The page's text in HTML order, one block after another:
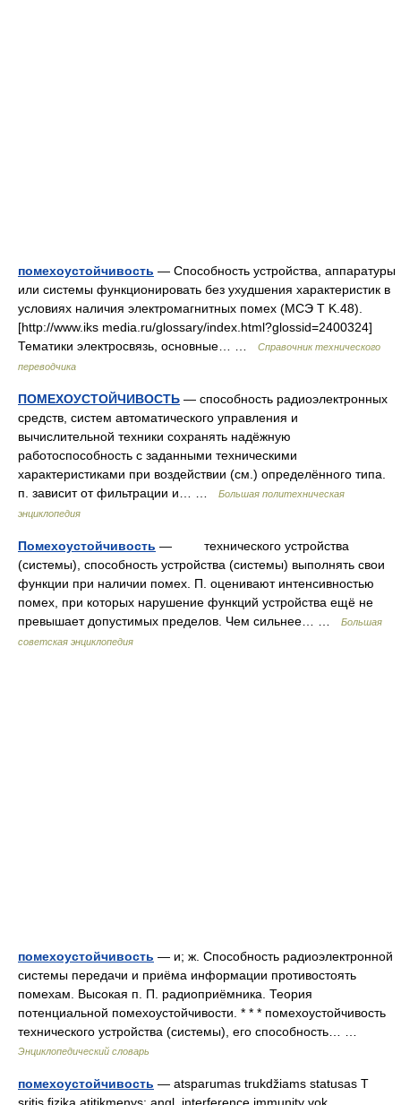
помехоустойчивость — Способность устройства, аппаратуры
или системы функционировать без ухудшения характеристик в
условиях наличия электромагнитных помех (МСЭ Т K.48).
[http://www.iks media.ru/glossary/index.html?glossid=2400324]
Тематики электросвязь, основные… …
Справочник технического
переводчика
ПОМЕХОУСТОЙЧИВОСТЬ — способность радиоэлектронных
средств, систем автоматического управления и
вычислительной техники сохранять надёжную
работоспособность с заданными техническими
характеристиками при воздействии (см.) определённого типа.
п. зависит от фильтрации и… …
Большая политехническая
энциклопедия
Помехоустойчивость — технического устройства
(системы), способность устройства (системы) выполнять свои
функции при наличии помех. П. оценивают интенсивностью
помех, при которых нарушение функций устройства ещё не
превышает допустимых пределов. Чем сильнее… …
Большая
советская энциклопедия
помехоустойчивость — и; ж. Способность радиоэлектронной
системы передачи и приёма информации противостоять
помехам. Высокая п. П. радиоприёмника. Теория
потенциальной помехоустойчивости. * * * помехоустойчивость
технического устройства (системы), его способность… …
Энциклопедический словарь
помехоустойчивость — atsparumas trukdžiams statusas T